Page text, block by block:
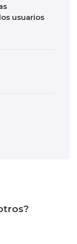
usuarios